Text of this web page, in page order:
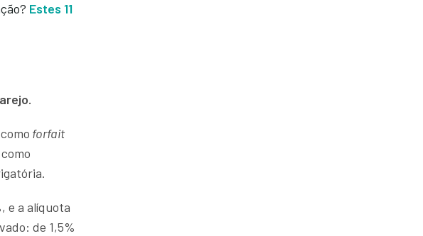
Estes 11
forfait
e a alíquota
de 1,5%